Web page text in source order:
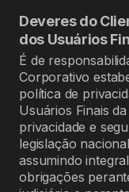
Deveres do
dos Usuários
É de
Corporativo
política de
Usuários Finais
privacidade e
legislação
assumindo
obrigações